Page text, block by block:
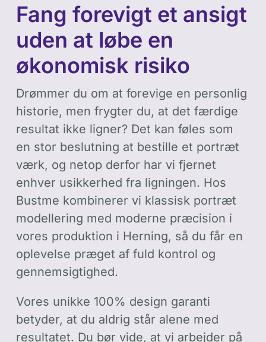
Fang forevigt et ansigt
uden at løbe en
økonomisk risiko
Drømmer du om at forevige en personlig
historie, men frygter du, at det færdige
resultat ikke ligner? Det kan føles som
en stor beslutning at bestille et portræt
værk, og netop derfor har vi fjernet
enhver usikkerhed fra ligningen. Hos
Bustme kombinerer vi klassisk portræt
modellering med moderne præcision i
vores produktion i Herning, så du får en
oplevelse præget af fuld kontrol og
gennemsigtighed.
Vores unikke 100% design garanti
betyder, at du aldrig står alene med
resultatet. Du bør vide, at vi arbejder på